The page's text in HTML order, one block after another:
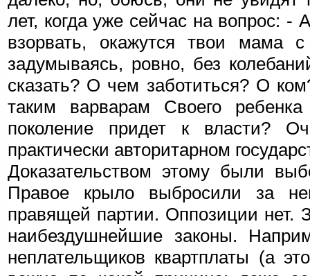
лет, когда уже сейчас на вопрос:
взорвать, окажутся твои мама
задумываясь, ровно, без
сказать? О чем заботиться? О
таким варварам Своего
поколение придет к власти?
практически авторитарном
Доказательством этому были
Правое крыло выбросили за
правящей партии. Оппозиции нет.
наибездушнейшие законы.
неплательщиков квартплаты (а